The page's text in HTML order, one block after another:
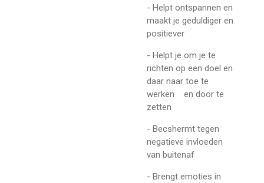
- Helpt ontspannen en
maakt je geduldiger en
positiever
- Helpt je om je te
richten op een doel en
daar naar toe te
werken en door te
zetten
- Becshermt tegen
negatieve invloeden
van buitenaf
- Brengt emoties in